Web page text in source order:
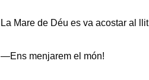
La Mare de Déu es va acostar al
—Ens menjarem el món!